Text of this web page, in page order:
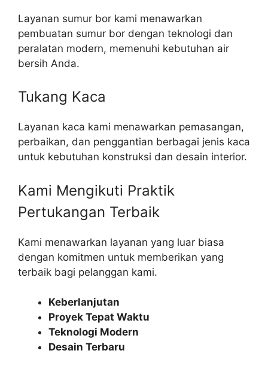
Layanan sumur bor kami menawarkan
pembuatan sumur bor dengan teknologi dan
peralatan modern, memenuhi kebutuhan air
bersih Anda.
Tukang Kaca
Layanan kaca kami menawarkan pemasangan,
perbaikan, dan penggantian berbagai jenis kaca
untuk kebutuhan konstruksi dan desain interior.
Kami Mengikuti Praktik
Pertukangan Terbaik​
Kami menawarkan layanan yang luar biasa
dengan komitmen untuk memberikan yang
terbaik bagi pelanggan kami.
Keberlanjutan
Proyek Tepat Waktu
Teknologi Modern
Desain Terbaru